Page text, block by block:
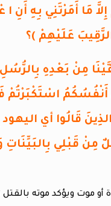
أَمَرْتَنِي بِهِ أَنِ ا
عَلَيْهِمْ )؟
الكِتَابَ وَقَفَّيْنَا مِنْ
اسْتَكْبَرْتُمْ
آل عمران الآية 183 وسورة المائدة الآية
مِنْ قَبْلِي